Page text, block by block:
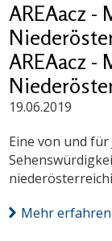
AREAacz -
AREAacz -
19.06.2019
Eine von und
Mehr erfahren